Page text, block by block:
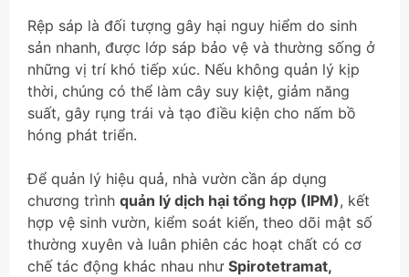
Rệp sáp là đối tượng gây hại nguy hiểm do sinh
sản nhanh, được lớp sáp bảo vệ và thường sống ở
những vị trí khó tiếp xúc. Nếu không quản lý kịp
thời, chúng có thể làm cây suy kiệt, giảm năng
suất, gây rụng trái và tạo điều kiện cho nấm bồ
hóng phát triển.
Để quản lý hiệu quả, nhà vườn cần áp dụng
chương trình quản lý dịch hại tổng hợp (IPM), kết
hợp vệ sinh vườn, kiểm soát kiến, theo dõi mật số
thường xuyên và luân phiên các hoạt chất có cơ
chế tác động khác nhau như Spirotetramat,